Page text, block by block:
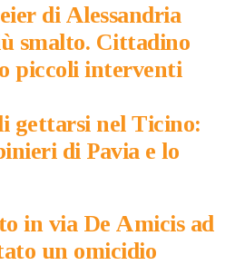
di Alessandria
smalto. Cittadino
piccoli interventi
gettarsi nel Ticino:
di Pavia e lo
in via De Amicis ad
un omicidio